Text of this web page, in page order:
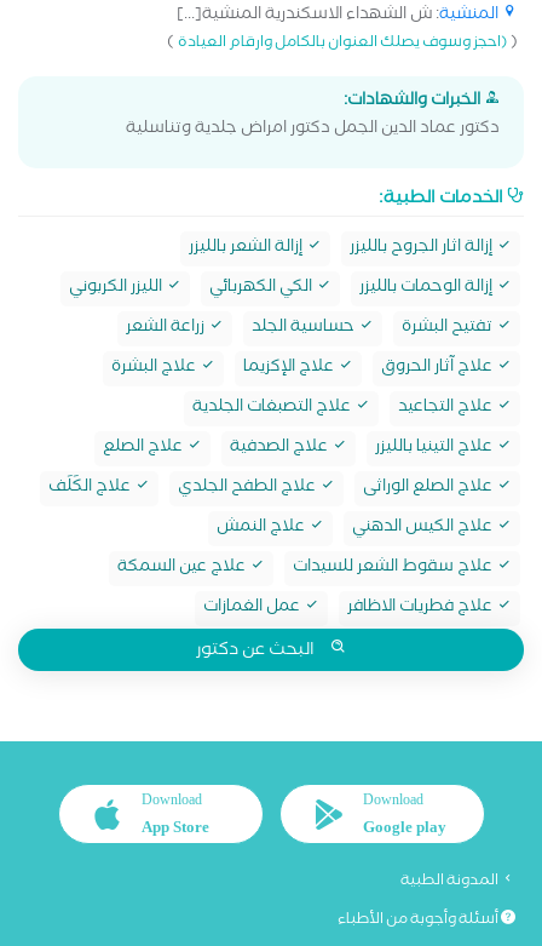
المنشية: ش الشهداء الاسكندرية المنشية[...]
((احجز وسوف يصلك العنوان بالكامل وارقام العيادة)
الخبرات والشهادات:
دكتور عماد الدين الجمل دكتور امراض جلدية وتناسلية
الخدمات الطبية:
إزالة اثار الجروح بالليزر
إزالة الشعر بالليزر
إزالة الوحمات بالليزر
الكي الكهربائي
الليزر الكربوني
تفتيح البشرة
حساسية الجلد
زراعة الشعر
علاج آثار الحروق
علاج الإكزيما
علاج البشرة
علاج التجاعيد
علاج التصبغات الجلدية
علاج التينيا بالليزر
علاج الصدفية
علاج الصلع
علاج الصلع الوراثى
علاج الطفح الجلدي
علاج الكَلَف
علاج الكيس الدهني
علاج النمش
علاج سقوط الشعر للسيدات
علاج عين السمكة
علاج فطريات الاظافر
عمل الغمازات
البحث عن دكتور
Download
Google play
Download
App Store
المدونة الطبية
أسئلة وأجوبة من الأطباء